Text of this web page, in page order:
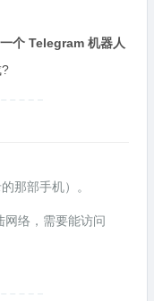
个 Telegram 机器人
?
那部手机）。
网络，需要能访问